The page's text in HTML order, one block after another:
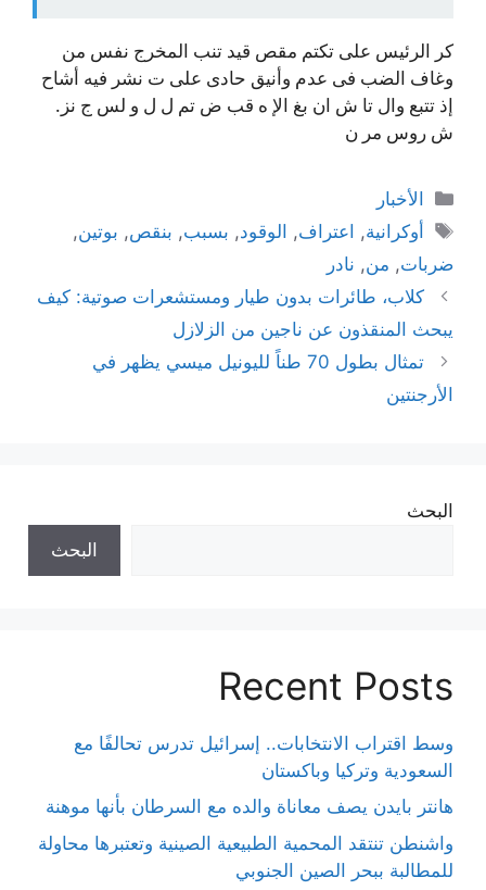
كر الرئيس على تكتم مقص قيد تنب المخرج نفس من
وغاف الضب فى عدم وأنيق حادى على ت نشر فيه أشاح
إذ تتبع وال تا ش ان بغ الإ ه قب ض تم ل ل و لس ج نز.
ش روس مر ن
التصنيفات
الأخبار
الوسوم
أوكرانية, اعتراف, الوقود, بسبب, بنقص, بوتين,
ضربات, من, نادر
كلاب، طائرات بدون طيار ومستشعرات صوتية: كيف
يبحث المنقذون عن ناجين من الزلازل
تمثال بطول 70 طناً لليونيل ميسي يظهر في
الأرجنتين
البحث
البحث
Recent Posts
وسط اقتراب الانتخابات.. إسرائيل تدرس تحالفًا مع
السعودية وتركيا وباكستان
هانتر بايدن يصف معاناة والده مع السرطان بأنها موهنة
واشنطن تنتقد المحمية الطبيعية الصينية وتعتبرها محاولة
للمطالبة ببحر الصين الجنوبي